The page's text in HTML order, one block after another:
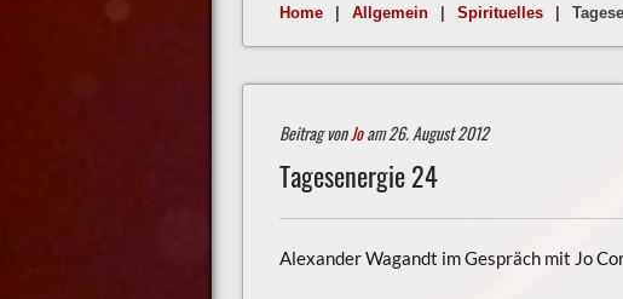
Home Allgemein Spirituelles
Beitrag vonJoam 26. August 2012
Tagesenergie 24
Alexander Wagandt im Gespräch mit Jo